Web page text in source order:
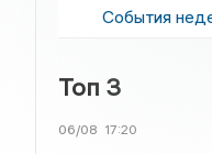
События
Топ 3
06/08 17:20